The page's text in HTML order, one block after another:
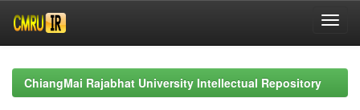
navigationChiangMai Rajabhat University Intellectual Repository